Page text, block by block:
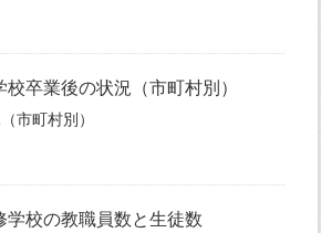
卒業後の状況（市町村別）
市町村別）
校の教職員数と生徒数